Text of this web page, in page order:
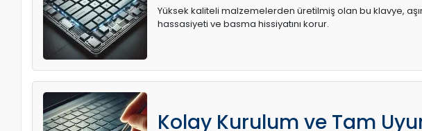
Yüksek kaliteli malzemelerden üretilmiş olan bu klavye,
hassasiyeti ve basma hissiyatını korur.
Kolay Kurulum ve Tam